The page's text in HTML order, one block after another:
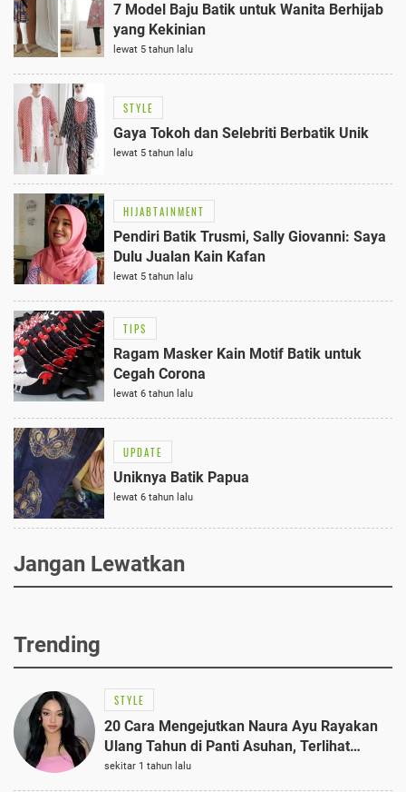
7 Model Baju Batik untuk Wanita Berhijab
yang Kekinian
lewat 5 tahun lalu
STYLE
Gaya Tokoh dan Selebriti Berbatik Unik
lewat 5 tahun lalu
HIJABTAINMENT
Pendiri Batik Trusmi, Sally Giovanni: Saya
Dulu Jualan Kain Kafan
lewat 5 tahun lalu
TIPS
Ragam Masker Kain Motif Batik untuk
Cegah Corona
lewat 6 tahun lalu
UPDATE
Uniknya Batik Papua
lewat 6 tahun lalu
Jangan Lewatkan
Trending
STYLE
20 Cara Mengejutkan Naura Ayu Rayakan
Ulang Tahun di Panti Asuhan, Terlihat
Anggun dengan Kaftan Cokelat
sekitar 1 tahun lalu